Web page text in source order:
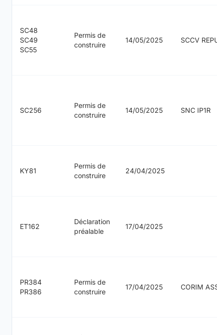
SC48
SC49
SC55
Permis de
construire
14/05/2025 SCCV
SC256
Permis de
construire
14/05/2025 SNC IP1R
KY81
Permis de
construire
24/04/2025
ET162
Déclaration
préalable
17/04/2025
PR384
PR386
Permis de
construire
17/04/2025 CORIM